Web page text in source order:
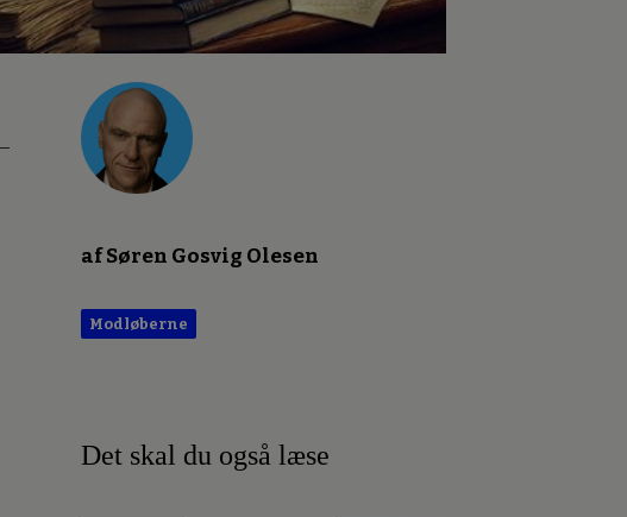
af Søren Gosvig Olesen
Modløberne
Det skal du også læse